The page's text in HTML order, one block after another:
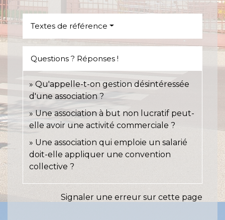
Textes de référence
Questions ? Réponses !
Qu'appelle-t-on gestion désintéressée
d'une association ?
Une association à but non lucratif peut-
elle avoir une activité commerciale ?
Une association qui emploie un salarié
doit-elle appliquer une convention
collective ?
Signaler une erreur sur cette page